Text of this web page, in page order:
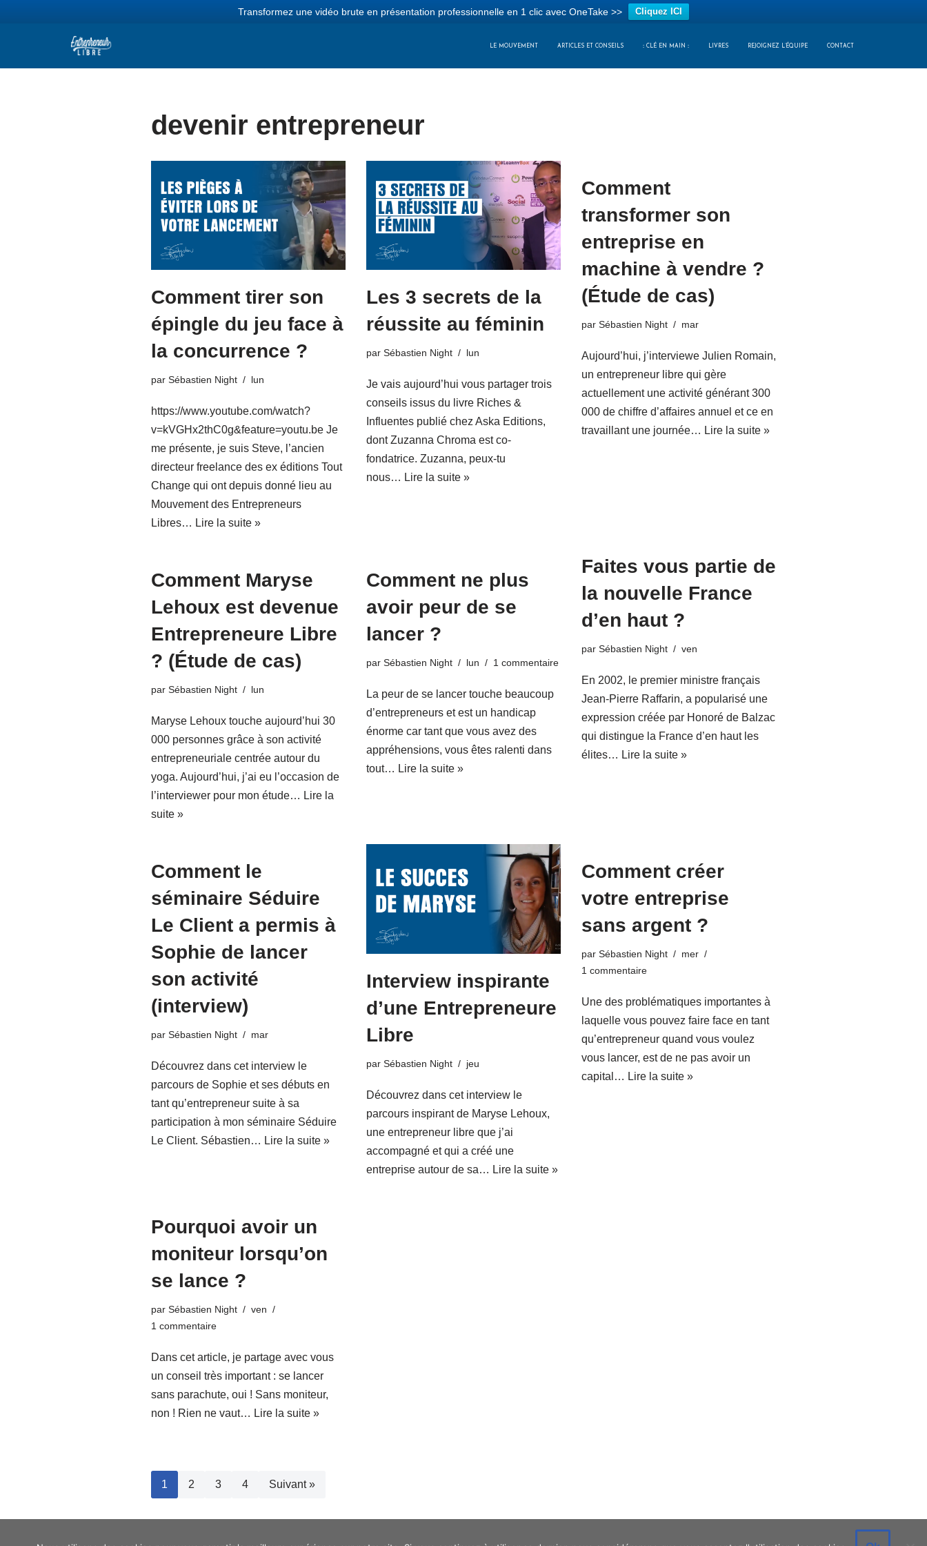
Transformez une vidéo brute en présentation professionnelle en 1 clic avec OneTake >> Cliquez ICI
LE MOUVEMENT ARTICLES ET CONSEILS :: CLÉ EN MAIN :: LIVRES REJOIGNEZ L’ÉQUIPE CONTACT
devenir entrepreneur
Comment tirer son
épingle du jeu face à
la concurrence ?
par Sébastien Night lun
https://www.youtube.com/watch?
v=kVGHx2thC0g&feature=youtu.be Je
me présente, je suis Steve, l’ancien
directeur freelance des ex éditions Tout
Change qui ont depuis donné lieu au
Mouvement des Entrepreneurs
Libres… Lire la suite »
Les 3 secrets de la
réussite au féminin
par Sébastien Night lun
Je vais aujourd’hui vous partager trois
conseils issus du livre Riches &
Influentes publié chez Aska Editions,
dont Zuzanna Chroma est co-
fondatrice. Zuzanna, peux-tu
nous… Lire la suite »
Comment
transformer son
entreprise en
machine à vendre ?
(Étude de cas)
par Sébastien Night mar
Aujourd’hui, j’interviewe Julien Romain,
un entrepreneur libre qui gère
actuellement une activité générant 300
000 de chiffre d’affaires annuel et ce en
travaillant une journée… Lire la suite »
Comment Maryse
Lehoux est devenue
Entrepreneure Libre
? (Étude de cas)
par Sébastien Night lun
Maryse Lehoux touche aujourd’hui 30
000 personnes grâce à son activité
entrepreneuriale centrée autour du
yoga. Aujourd’hui, j’ai eu l’occasion de
l’interviewer pour mon étude… Lire la
suite »
Comment ne plus
avoir peur de se
lancer ?
par Sébastien Night lun 1 commentaire
La peur de se lancer touche beaucoup
d’entrepreneurs et est un handicap
énorme car tant que vous avez des
appréhensions, vous êtes ralenti dans
tout… Lire la suite »
Faites vous partie de
la nouvelle France
d’en haut ?
par Sébastien Night ven
En 2002, le premier ministre français
Jean-Pierre Raffarin, a popularisé une
expression créée par Honoré de Balzac
qui distingue la France d’en haut les
élites… Lire la suite »
Comment le
séminaire Séduire
Le Client a permis à
Sophie de lancer
son activité
(interview)
par Sébastien Night mar
Découvrez dans cet interview le
parcours de Sophie et ses débuts en
tant qu’entrepreneur suite à sa
participation à mon séminaire Séduire
Le Client. Sébastien… Lire la suite »
Interview inspirante
d’une Entrepreneure
Libre
par Sébastien Night jeu
Découvrez dans cet interview le
parcours inspirant de Maryse Lehoux,
une entrepreneur libre que j’ai
accompagné et qui a créé une
entreprise autour de sa… Lire la suite »
Comment créer
votre entreprise
sans argent ?
par Sébastien Night
mer
1 commentaire
Une des problématiques importantes à
laquelle vous pouvez faire face en tant
qu’entrepreneur quand vous voulez
vous lancer, est de ne pas avoir un
capital… Lire la suite »
Pourquoi avoir un
moniteur lorsqu’on
se lance ?
par Sébastien Night
ven
1 commentaire
Dans cet article, je partage avec vous
un conseil très important : se lancer
sans parachute, oui ! Sans moniteur,
non ! Rien ne vaut… Lire la suite »
1 2 3 4 Suivant »